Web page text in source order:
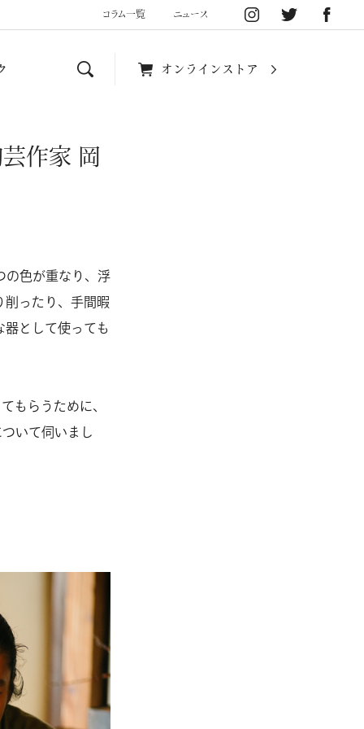
コラム一覧 ニュース
オンラインストア
作家 岡
の色が重なり、浮
ったり、手間暇
として使っても
もらうために、
いて伺いまし